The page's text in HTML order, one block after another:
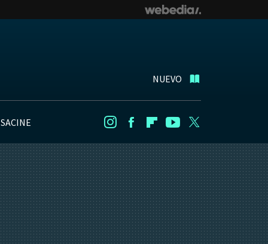
NUEVO
InstagramFacebookFlipboard
Youtube